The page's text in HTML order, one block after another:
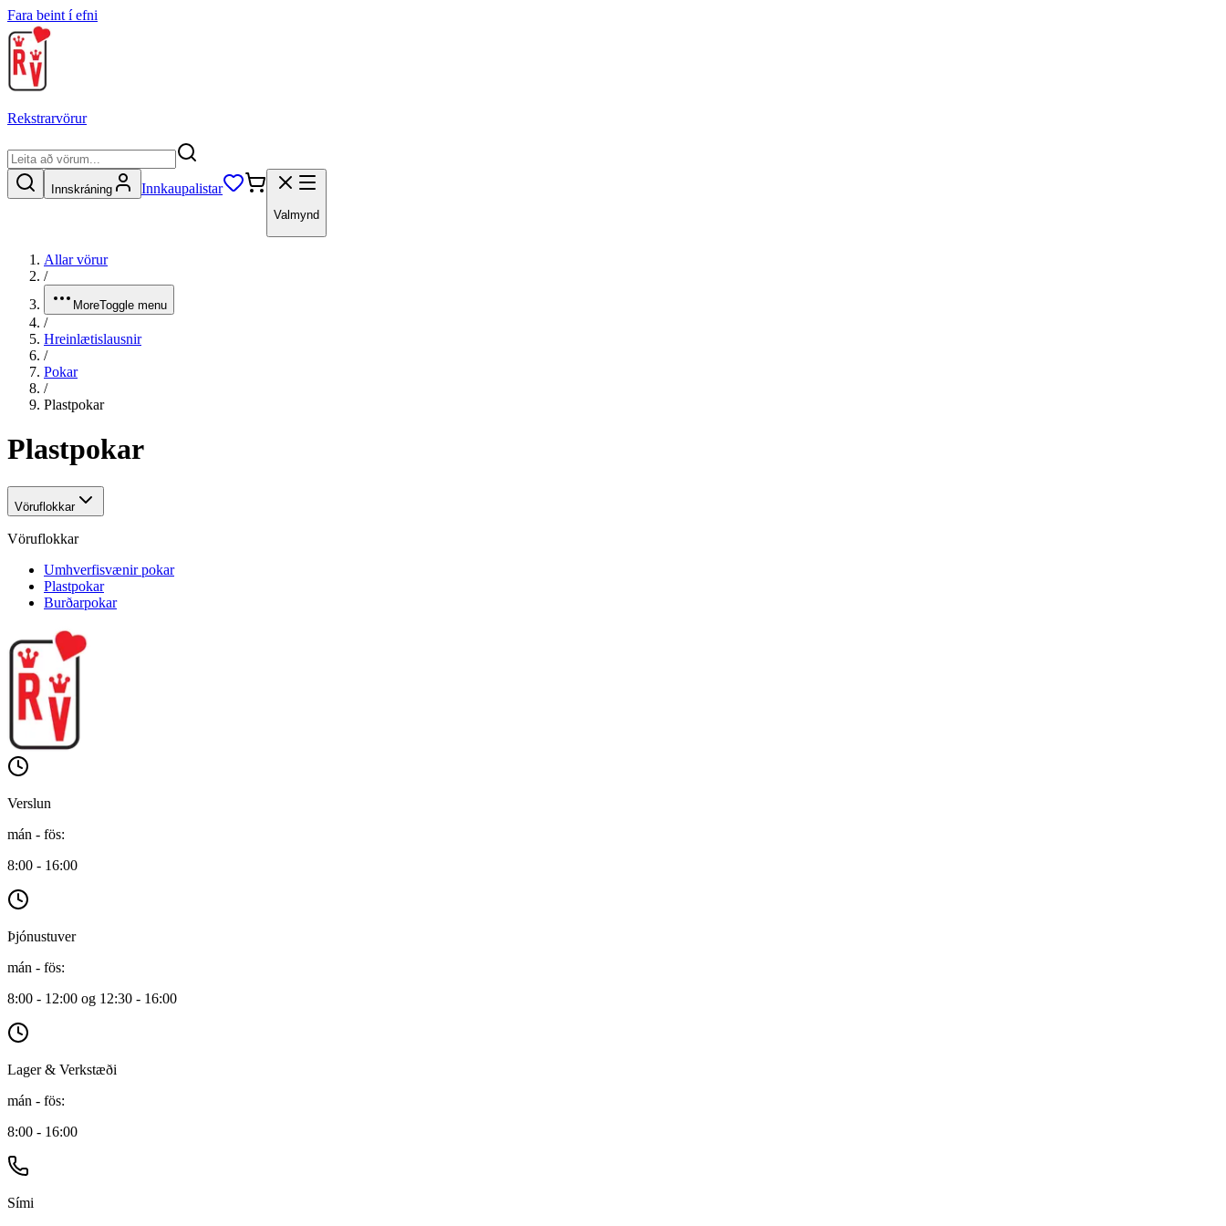
Fara beint í efni
Rekstrarvörur
Innskráning Innkaupalistar
Valmynd
Allar vörur
/
MoreToggle menu
/
Hreinlætislausnir
/
Pokar
/
Plastpokar
Plastpokar
Vöruflokkar
Vöruflokkar
Umhverfisvænir pokar
Plastpokar
Burðarpokar
Verslun
mán - fös:
8:00 - 16:00
Þjónustuver
mán - fös:
8:00 - 12:00 og 12:30 - 16:00
Lager & Verkstæði
mán - fös:
8:00 - 16:00
Sími